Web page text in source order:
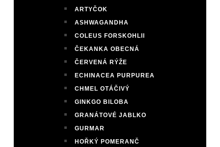
ARTYČOK
ASHWAGANDHA
COLEUS FORSKOHLII
ČEKANKA OBECNÁ
ČERVENÁ RÝŽE
ECHINACEA PURPUREA
CHMEL OTÁČIVÝ
GINKGO BILOBA
GRANÁTOVÉ JABLKO
GURMAR
HOŘKÝ POMERANČ